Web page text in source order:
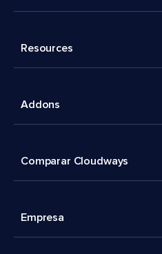
Resources
Addons
Comparar Cloudways
Empresa